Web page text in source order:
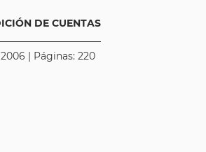
DE CUENTAS
| Páginas: 220